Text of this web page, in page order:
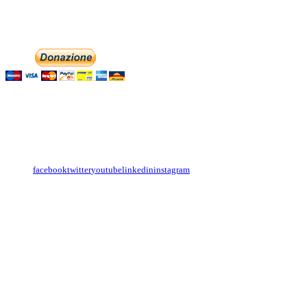
facebooktwitteryoutubelinkedininstagram
English
Italiano